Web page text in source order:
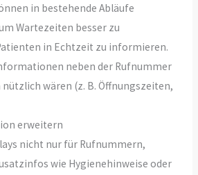
in bestehende Abläufe
Wartezeiten besser zu
in Echtzeit zu informieren.
neben der Rufnummer
wären (z. B. Öffnungszeiten,
erweitern
nicht nur für Rufnummern,
wie Hygienehinweise oder